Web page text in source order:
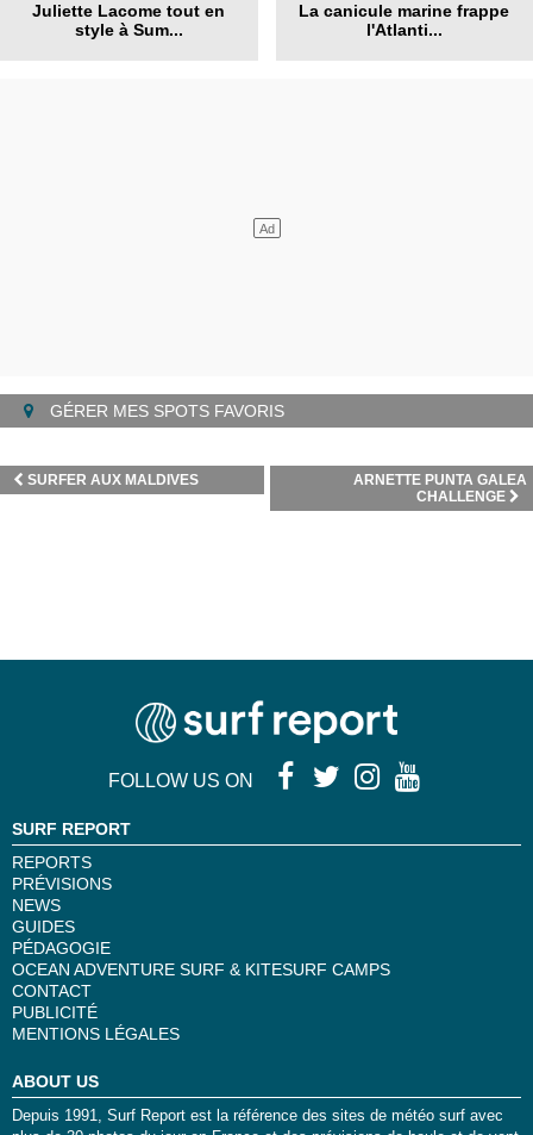
Juliette Lacome tout en
style à Sum...
La canicule marine frappe
l'Atlanti...
GÉRER MES SPOTS FAVORIS
ARNETTE PUNTA GALEA
CHALLENGE
SURFER AUX MALDIVES
FOLLOW US ON
SURF REPORT
REPORTS
PRÉVISIONS
NEWS
GUIDES
PÉDAGOGIE
OCEAN ADVENTURE SURF & KITESURF CAMPS
CONTACT
PUBLICITÉ
MENTIONS LÉGALES
ABOUT US
Depuis 1991, Surf Report est la référence des sites de météo surf avec